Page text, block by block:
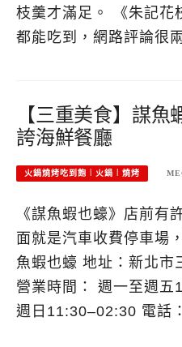
枝羹才滿足。 《朱記花
都能吃到，網路評論很
【三重美食】謀
誇海鮮餐廳
火鍋燒烤吃到飽︱火鍋︱燒烤
《謀魚蝦也蠔》店前有
面就是汽車收費停車場
魚蝦也蠔 地址：新北市
營業時間： 週一至週
週日11:30–02:30 電話